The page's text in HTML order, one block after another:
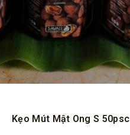
Kẹo Mút Mật Ong S 50psc